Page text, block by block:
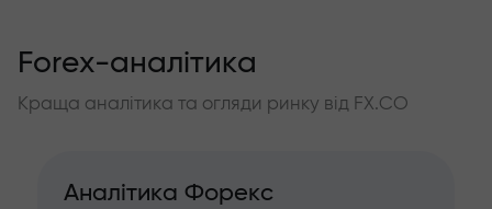
Forex-аналітика
Краща аналітика та огляди ринку від FX.CO
Аналітика Форекс